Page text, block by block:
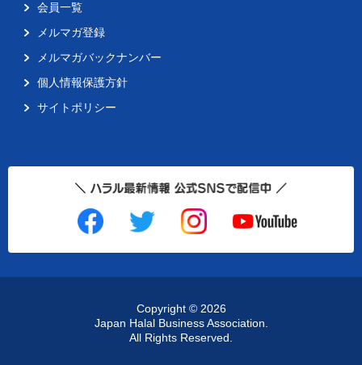
会員一覧
メルマガ登録
メルマガバックナンバー
個人情報保護方針
サイトポリシー
Copyright © 2026
Japan Halal Business Association.
All Rights Reserved.